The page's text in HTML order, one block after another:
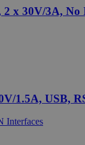
x 30V/3A, No
1.5A, USB,